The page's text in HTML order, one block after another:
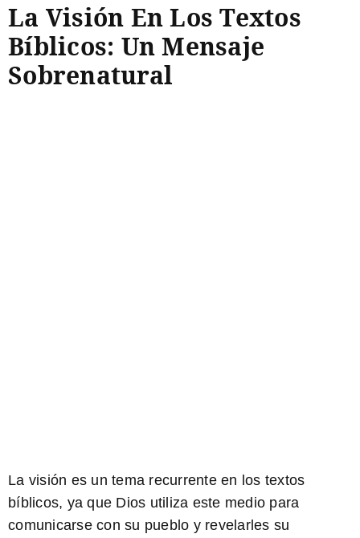
La Visión En Los Textos
Bíblicos: Un Mensaje
Sobrenatural
La visión es un tema recurrente en los textos
bíblicos, ya que Dios utiliza este medio para
comunicarse con su pueblo y revelarles su